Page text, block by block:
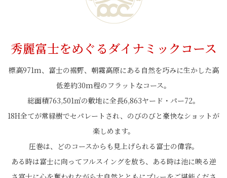
秀麗富士をめぐるダイナミックコース
標高971m、富士の裾野、朝霧高原にある自然を巧みに生かした高
低差約30m程のフラットなコース。
総面積763,501㎡の敷地に全長6,863ヤード・パー72。
18H全てが常緑樹でセパレートされ、のびのびと豪快なショットが
楽しめます。
圧巻は、どのコースからも見上げられる富士の偉容。
ある時は富士に向ってフルスイングを放ち、ある時は池に映る逆